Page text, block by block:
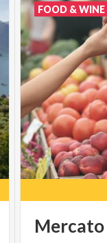
Mercato
FOOD & WINE